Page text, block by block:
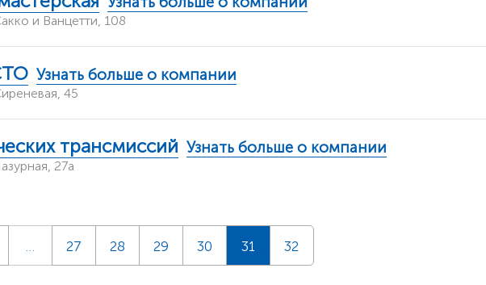
и Ванцетти, 108
Узнать больше о компании
45
трансмиссий Узнать больше о компании
27а
… 27 28 29 30 31 32